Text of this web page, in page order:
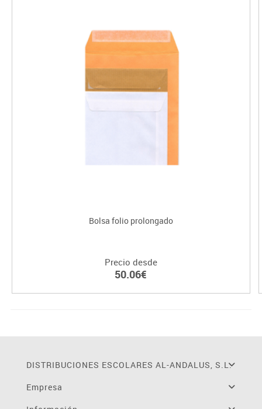
Bolsa folio prolongado
Precio desde
50.06€
DISTRIBUCIONES ESCOLARES AL-ANDALUS, S.L.
Empresa